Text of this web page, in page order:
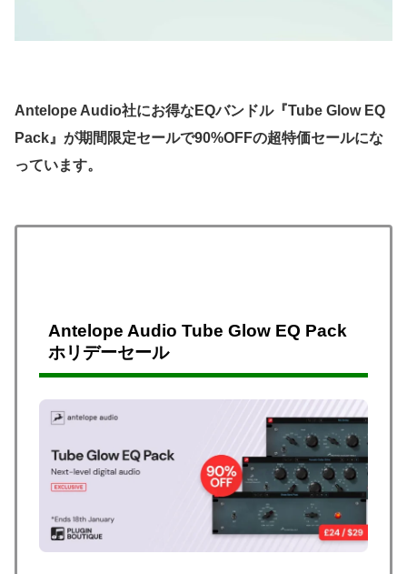
Antelope Audio社にお得なEQバンドル『Tube Glow EQ
Pack』が期間限定セールで90%OFFの超特価セールにな
っています。
Antelope Audio Tube Glow EQ Pack
ホリデーセール